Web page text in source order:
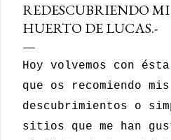
REDESCUBRIENDO
HUERTO DE LUCAS.-
Hoy volvemos con
que os recomiendo
descubrimientos o
sitios que me han